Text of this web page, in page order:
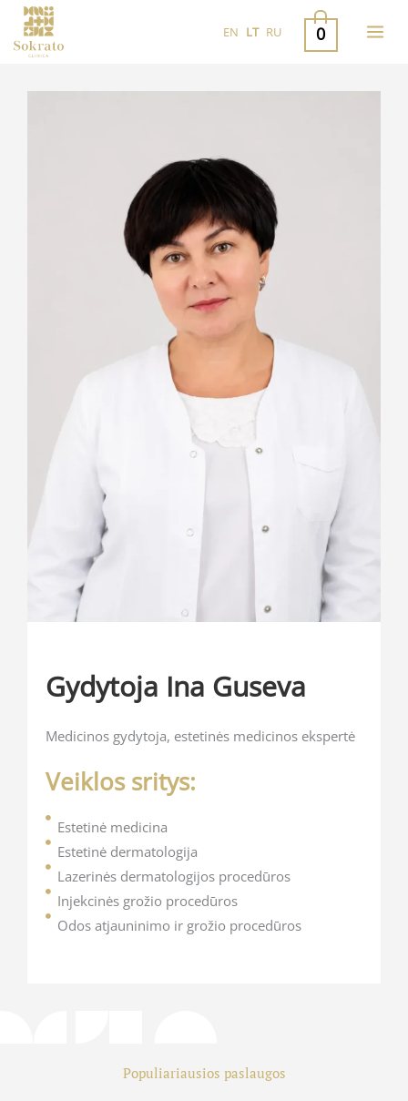
Pereiti
prie
turinio
EN LT RU 0
Gydytoja Ina Guseva
Medicinos gydytoja, estetinės medicinos ekspertė
Veiklos sritys:
Estetinė medicina
Estetinė dermatologija
Lazerinės dermatologijos procedūros
Injekcinės grožio procedūros
Odos atjauninimo ir grožio procedūros
Populiariausios paslaugos